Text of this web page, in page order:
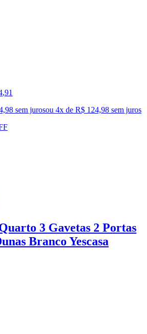
,91
sem jurosou 4x de R$ 124,98 sem juros
3 Gavetas 2 Portas
Branco Yescasa